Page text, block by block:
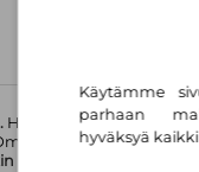
Hinta
26.90€
Käytämme
parhaan
hyväksyä